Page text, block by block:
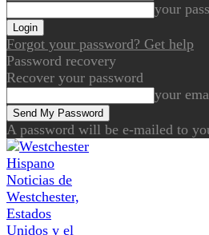
your
Forgot your password? Get help
Password recovery
Recover your password
your
A password will be e-mailed to
Noticias de
Westchester,
Estados
Unidos y el